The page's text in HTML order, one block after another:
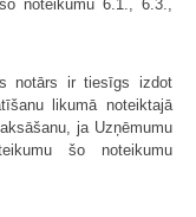
noteikumu 6.1., 6.3.,
notārs ir tiesīgs izdot
likumā noteiktajā
ja Uzņēmumu
šo noteikumu